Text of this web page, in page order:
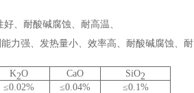
、耐酸碱腐蚀、耐高温、
力强、发热量小、效率高、耐酸碱腐蚀、耐
K2O CaO SiO2
≤0.02% ≤0.04%
≤0.1%